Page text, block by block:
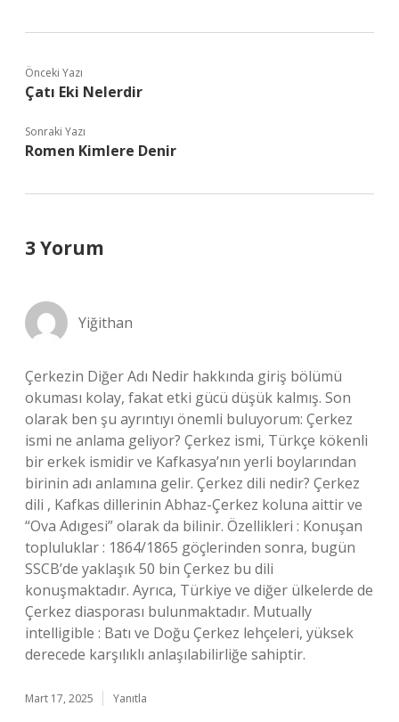
Önceki Yazı
Çatı Eki Nelerdir
Sonraki Yazı
Romen Kimlere Denir
3 Yorum
Yiğithan
Çerkezin Diğer Adı Nedir hakkında giriş bölümü
okuması kolay, fakat etki gücü düşük kalmış. Son
olarak ben şu ayrıntıyı önemli buluyorum: Çerkez
ismi ne anlama geliyor? Çerkez ismi, Türkçe kökenli
bir erkek ismidir ve Kafkasya’nın yerli boylarından
birinin adı anlamına gelir. Çerkez dili nedir? Çerkez
dili , Kafkas dillerinin Abhaz-Çerkez koluna aittir ve
“Ova Adıgesi” olarak da bilinir. Özellikleri : Konuşan
topluluklar : 1864/1865 göçlerinden sonra, bugün
SSCB’de yaklaşık 50 bin Çerkez bu dili
konuşmaktadır. Ayrıca, Türkiye ve diğer ülkelerde de
Çerkez diasporası bulunmaktadır. Mutually
intelligible : Batı ve Doğu Çerkez lehçeleri, yüksek
derecede karşılıklı anlaşılabilirliğe sahiptir.
Mart 17, 2025 Yanıtla